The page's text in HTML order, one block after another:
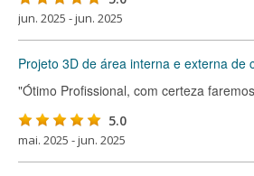
jun. 2025 - jun. 2025
Projeto 3D de área interna e externa de
"Ótimo Profissional, com certeza
5.0
mai. 2025 - jun. 2025